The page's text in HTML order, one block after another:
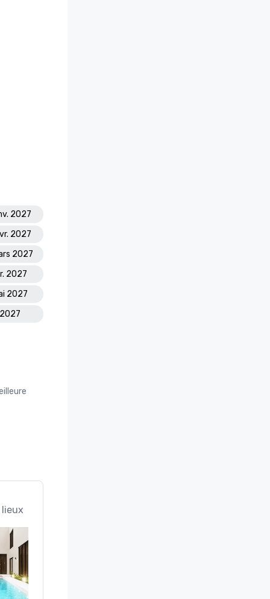
2027
2027
2027
2027
2027
lieux